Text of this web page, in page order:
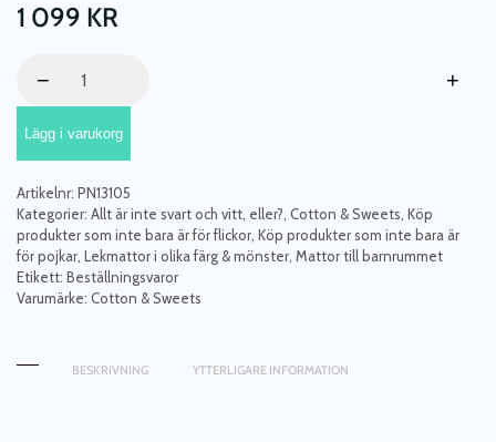
1 099 KR
exklusiv
lekmatta
av
linne,
Pure
Nature,
Cotton&Sweets
mängd
− +
Lägg i varukorg
Artikelnr: PN13105
Kategorier: Allt är inte svart och vitt, eller? Cotton & Sweets Köp
produkter som inte bara är för flickor Köp produkter som inte bara är
för pojkar Lekmattor i olika färg & mönster Mattor till barnrummet
Etikett: Beställningsvaror
Varumärke: Cotton & Sweets
BESKRIVNING YTTERLIGARE INFORMATION